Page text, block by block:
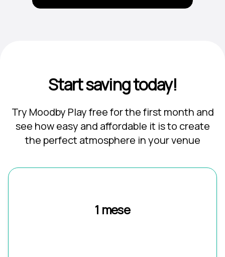
Start saving today!
Try Moodby Play free for the first month and
see how easy and affordable it is to create
the perfect atmosphere in your venue
1 mese